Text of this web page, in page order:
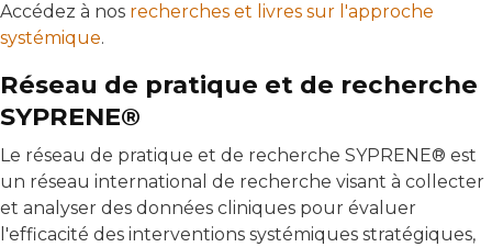
Accédez à nos recherches et livres sur l'approche
systémique.
Réseau de pratique et de recherche
SYPRENE®
Le réseau de pratique et de recherche SYPRENE® est
un réseau international de recherche visant à collecter
et analyser des données cliniques pour évaluer
l'efficacité des interventions systémiques stratégiques,